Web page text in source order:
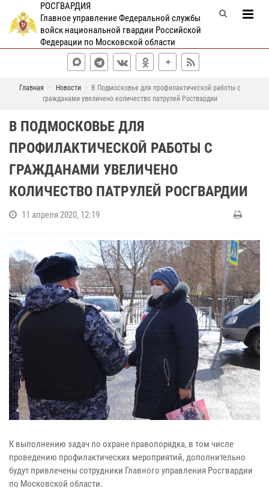
РОСГВАРДИЯ
Главное управление Федеральной службы
войск национальной гвардии Российской
Федерации по Московской области
Главная Новости
В Подмосковье для профилактической работы с
гражданами увеличено количество патрулей Росгвардии
В ПОДМОСКОВЬЕ ДЛЯ
ПРОФИЛАКТИЧЕСКОЙ РАБОТЫ С
ГРАЖДАНАМИ УВЕЛИЧЕНО
КОЛИЧЕСТВО ПАТРУЛЕЙ РОСГВАРДИИ
11 апреля 2020, 12:19
К выполнению задач по охране правопорядка, в том числе
проведению профилактических мероприятий, дополнительно
будут привлечены сотрудники Главного управления Росгвардии
по Московской области.